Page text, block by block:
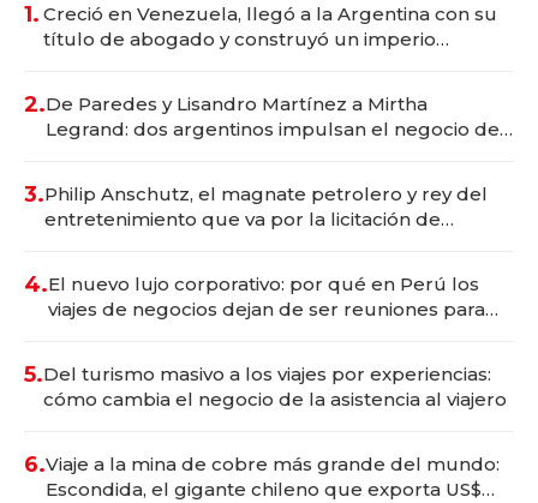
1. Creció en Venezuela, llegó a la Argentina con su
título de abogado y construyó un imperio
2.De Paredes y Lisandro Martínez a Mirtha
Legrand: dos argentinos impulsan el negocio del
3.Philip Anschutz, el magnate petrolero y rey del
entretenimiento que va por la licitación de
4.El nuevo lujo corporativo: por qué en Perú los
viajes de negocios dejan de ser reuniones para
5.Del turismo masivo a los viajes por experiencias:
cómo cambia el negocio de la asistencia al viajero
6.Viaje a la mina de cobre más grande del mundo:
Escondida, el gigante chileno que exporta US$